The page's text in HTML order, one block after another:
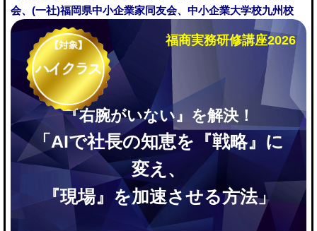
会、(一社)福岡県中小企業家同友会、中小企業大学校九州校
福商実務研修講座2026
『右腕がいない』を解決！
「AIで社長の知恵を『戦略』に
変え、
『現場』を加速させる方法」